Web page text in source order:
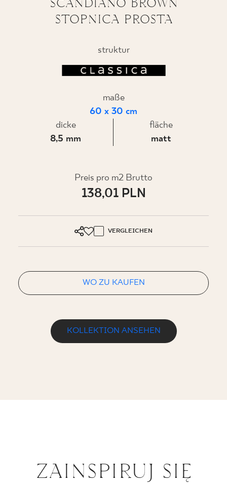
WO ZU KAUFEN
ÜBER UNS
MEIN PROFIL
KONTAKT
EN SK DE UK
STOPNICA PROSTA
struktur
maße
60 x 30 cm
dicke
8,5 mm
fläche
matt
Preis pro m2 Brutto
138,01 PLN
VERGLEICHEN
WO ZU KAUFEN
KOLLEKTION ANSEHEN
ZAINSPIRUJ SIĘ